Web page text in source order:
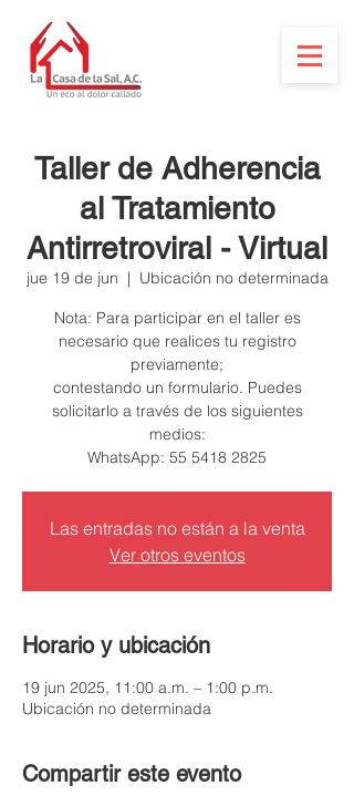
Taller de Adherencia
al Tratamiento
Antirretroviral - Virtual
jue 19 de jun
  |
Ubicación no determinada
Nota: Para participar en el taller es
necesario que realices tu registro
previamente;
contestando un formulario. Puedes
solicitarlo a través de los siguientes
medios:
Las entradas no están a la venta
Ver otros eventos
Horario y ubicación
19 jun 2025, 11:00 a.m. – 1:00 p.m.
Ubicación no determinada
Compartir este evento